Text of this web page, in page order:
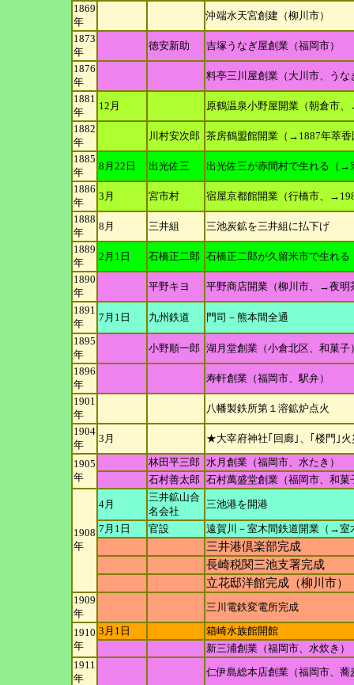
1869
年
沖端水天宮創建（柳川市）
1873
年
徳安新助
吉塚うなぎ屋創業（福岡市）
1876
年
料亭三川屋創業（大川市、う
1881
年
12月
原鶴温泉小野屋開業（朝倉市
1882
年
川村安次郎 茶房鶴盟館開業（→1887年萃
1885
年
8月22日 出光佐三
出光佐三が赤間村で生れる（→
1886
年
3月 宮市村
宿屋京都館開業（行橋市、
1888
年
8月 三井組
三池炭鉱を三井組に払下げ
1889
年
2月1日 石橋正二郎 石橋正二郎が久留米市で生れ
1890
年
平野キヨ
平野商店開業（柳川市、→夜明
1891
年
7月1日 九州鉄道
門司－熊本間全通
1895
年
小野順一郎 湖月堂創業（小倉北区、和菓子
1896
年
寿軒創業（福岡市、駅弁）
1901
年
八幡製鉄所第１溶鉱炉点火
1904
年
3月 ★大宰府神社｢回廊｣、｢楼門｣火
1905
年
林田平三郎 水月創業（福岡市、水たき）
石村善太郎 石村萬盛堂創業（福岡市、和菓
1908
年
4月
三井鉱山合
名会社
三池港を開港
7月1日 官設 遠賀川－室木間鉄道開業（→室
三井港倶楽部完成
長崎税関三池支署完成
立花邸洋館完成（柳川市）
1909
年
三川電鉄変電所完成
1910
年
3月1日
箱崎水族館開館
新三浦創業（福岡市、水炊き）
1911
年
仁伊島総本店創業（福岡市、蕎